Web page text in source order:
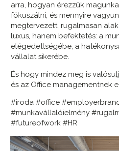
arra, hogyan érezzük
fókuszálni, és mennyire
megtervezett, rugalmasan
luxus, hanem befektetés: a
elégedettségébe, a
vállalat sikerébe.
És hogy mindez meg is
és az Office managementnek
#iroda #office
#munkavállalóielmény
#futureofwork #HR